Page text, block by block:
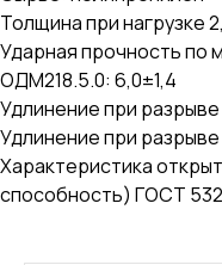
Толщина при нагрузке
Ударная прочность по
ОДМ218.5.0: 6,0±1,4
Удлинение при
Удлинение при
Характеристика
способность) ГОСТ